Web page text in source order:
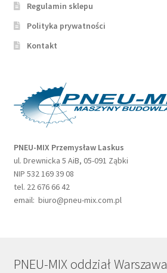
Regulamin sklepu
Polityka prywatności
Kontakt
PNEU-MIX Przemysław Laskus
ul. Drewnicka 5 AiB, 05-091 Ząbki
NIP 532 169 39 08
tel. 22 676 66 42
email: biuro@pneu-mix.com.pl
PNEU-MIX oddział Warszawa